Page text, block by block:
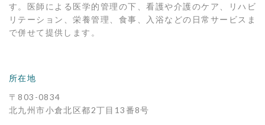
す。医師による医学的管理の下、看護や介護のケア、リハビ
リテーション、栄養管理、食事、入浴などの日常サービスま
で併せて提供します。
所在地
〒803-0834
北九州市小倉北区都2丁目13番8号